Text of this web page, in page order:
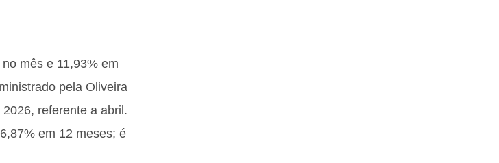
mês e 11,93% em
pela Oliveira
referente a abril.
em 12 meses; é